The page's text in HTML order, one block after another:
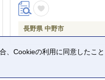
やつ 人気 長野県 ギフト プ
レゼント 冷凍 送料無料
【1204751】
長野県 中野市
Cookieの利用に同意したこと